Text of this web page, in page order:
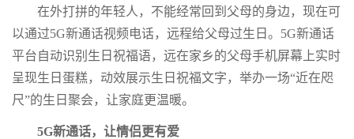
在外打拼的年轻人，不能经常回到父母的身边，现在可
以通过5G新通话视频电话，远程给父母过生日。5G新通话
平台自动识别生日祝福语，远在家乡的父母手机屏幕上实时
呈现生日蛋糕，动效展示生日祝福文字，举办一场“近在咫
尺”的生日聚会，让家庭更温暖。
5G新通话，让情侣更有爱